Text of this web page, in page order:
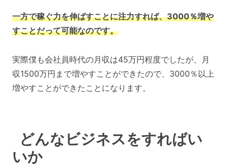
一方で稼ぐ力を伸ばすことに注力すれば、3000％増や
すことだって可能なのです。
実際僕も会社員時代の月収は45万円程度でしたが、月
収1500万円まで増やすことができたので、3000％以上
増やすことができたことになります。
どんなビジネスをすればい
いか